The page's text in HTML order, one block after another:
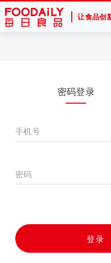
让食品创
密码登录
手机号
密码
登录